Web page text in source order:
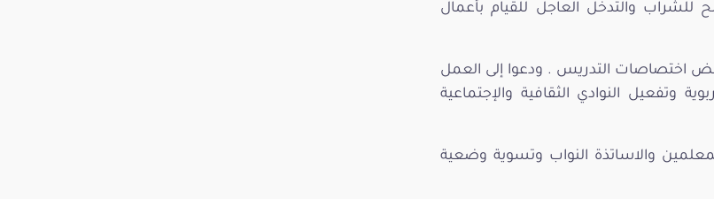
للشراب والتدخل العاجل للقيام بأعمال
اختصاصات التدريس . ودعوا إلى العمل
وتفعيل النوادي الثقافية والإجتماعية
والاساتذة النواب وتسوية وضعية